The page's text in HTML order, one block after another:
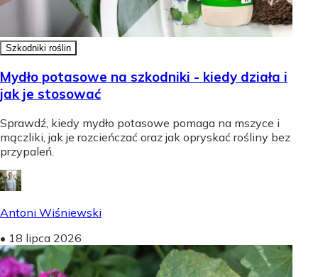
Szkodniki roślin
Mydło potasowe na szkodniki - kiedy działa i
jak je stosować
Sprawdź, kiedy mydło potasowe pomaga na mszyce i
mączliki, jak je rozcieńczać oraz jak opryskać rośliny bez
przypaleń.
Antoni Wiśniewski
• 18 lipca 2026